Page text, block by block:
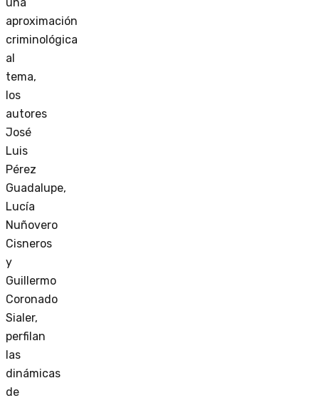
una
aproximación
criminológica
al
tema,
los
autores
José
Luis
Pérez
Guadalupe,
Lucía
Nuñovero
Cisneros
y
Guillermo
Coronado
Sialer,
perfilan
las
dinámicas
de